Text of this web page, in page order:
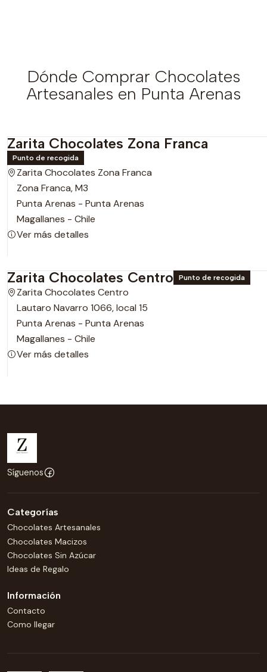
Dónde Comprar Chocolates
Artesanales en Punta Arenas
Zarita Chocolates Zona Franca
Punto de recogida
Zarita Chocolates Zona Franca
Zona Franca, M3
Punta Arenas - Punta Arenas
Magallanes - Chile
Ver más detalles
Zarita Chocolates Centro Punto de recogida
Zarita Chocolates Centro
Lautaro Navarro 1066, local 15
Punta Arenas - Punta Arenas
Magallanes - Chile
Ver más detalles
Síguenos
Categorías
Chocolates Artesanales
Chocolates Macizos
Chocolates Sin Azúcar
Ideas de Regalo
Información
Contacto
Como llegar